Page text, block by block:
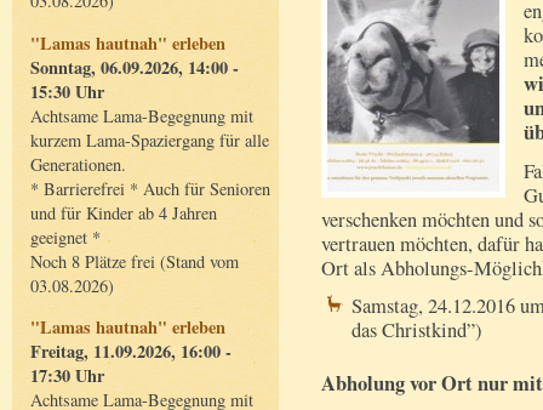
"Lamas hautnah" erleben
Sonntag, 06.09.2026, 14:00 -
15:30 Uhr
Achtsame Lama-Begegnung mit
kurzem Lama-Spaziergang für alle
Generationen.
* Barrierefrei * Auch für Senioren
und für Kinder ab 4 Jahren
geeignet *
Noch 8 Plätze frei (Stand vom
03.08.2026)
"Lamas hautnah" erleben
Freitag, 11.09.2026, 16:00 -
17:30 Uhr
Achtsame Lama-Begegnung mit
verschenken möchten und
vertrauen möchten, dafür
Ort als Abholungs-
Samstag, 24.12.2016
das Christkind”)
Abholung vor Ort nur